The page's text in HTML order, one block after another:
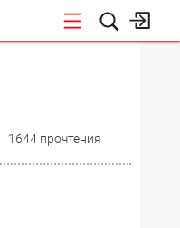
1644 прочтения